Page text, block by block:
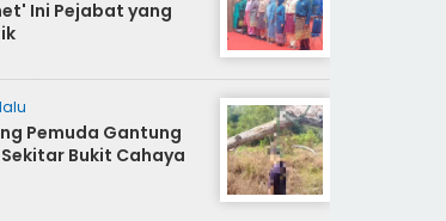
Ini Pejabat yang
Pemuda Gantung
Bukit Cahaya